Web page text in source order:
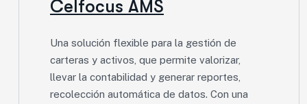
Celfocus AMS
Una solución flexible para la gestión de
carteras y activos, que permite valorizar,
llevar la contabilidad y generar reportes,
recolección automática de datos. Con una